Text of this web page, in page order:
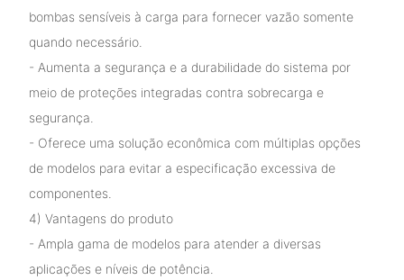
bombas sensíveis à carga para fornecer vazão somente
quando necessário.
- Aumenta a segurança e a durabilidade do sistema por
meio de proteções integradas contra sobrecarga e
segurança.
- Oferece uma solução econômica com múltiplas opções
de modelos para evitar a especificação excessiva de
componentes.
4) Vantagens do produto
- Ampla gama de modelos para atender a diversas
aplicações e níveis de potência.